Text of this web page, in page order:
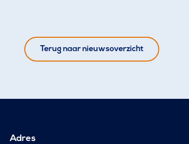
Terug naar nieuwsoverzicht
Adres